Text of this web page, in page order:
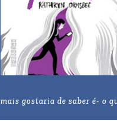
mais gostaria de saber é- o